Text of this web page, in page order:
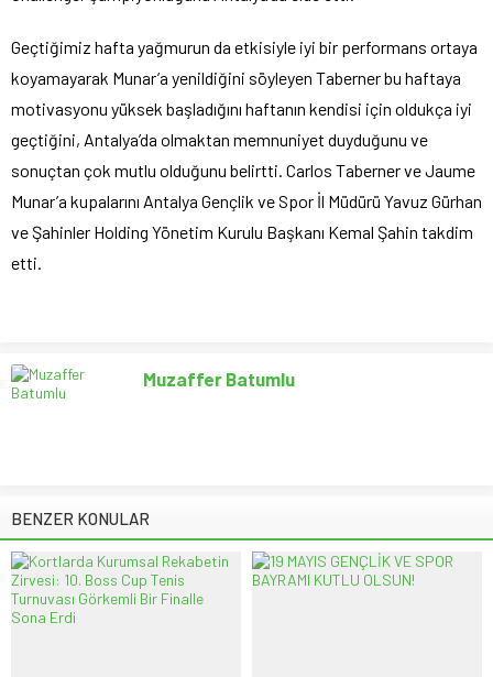
Geçtiğimiz hafta yağmurun da etkisiyle iyi bir performans ortaya
koyamayarak Munar’a yenildiğini söyleyen Taberner bu haftaya
motivasyonu yüksek başladığını haftanın kendisi için oldukça iyi
geçtiğini, Antalya’da olmaktan memnuniyet duyduğunu ve
sonuçtan çok mutlu olduğunu belirtti. Carlos Taberner ve Jaume
Munar’a kupalarını Antalya Gençlik ve Spor İl Müdürü Yavuz Gürhan
ve Şahinler Holding Yönetim Kurulu Başkanı Kemal Şahin takdim
etti.
Muzaffer Batumlu
BENZER KONULAR